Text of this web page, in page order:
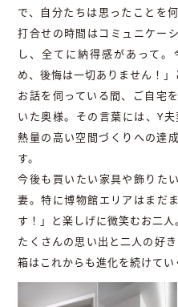
で、自分たちは思ったことを
打合せの時間はコミュニケー
し、全てに納得感があって
め、後悔は一切ありません！」
お話を伺っている間、ご自宅
いた奥様。その言葉には、Y
熱量の高い空間づくりへの達
す。
今後も買いたい家具や飾りた
妻。特に博物館エリアはまだ
す！」と楽しげに微笑むお二人
たくさんの思い出と二人の好
箱はこれからも進化を続けてい